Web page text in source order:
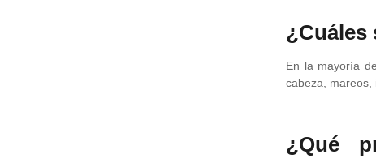
¿Cuáles
En la mayoría
cabeza, mareos,
¿Qué